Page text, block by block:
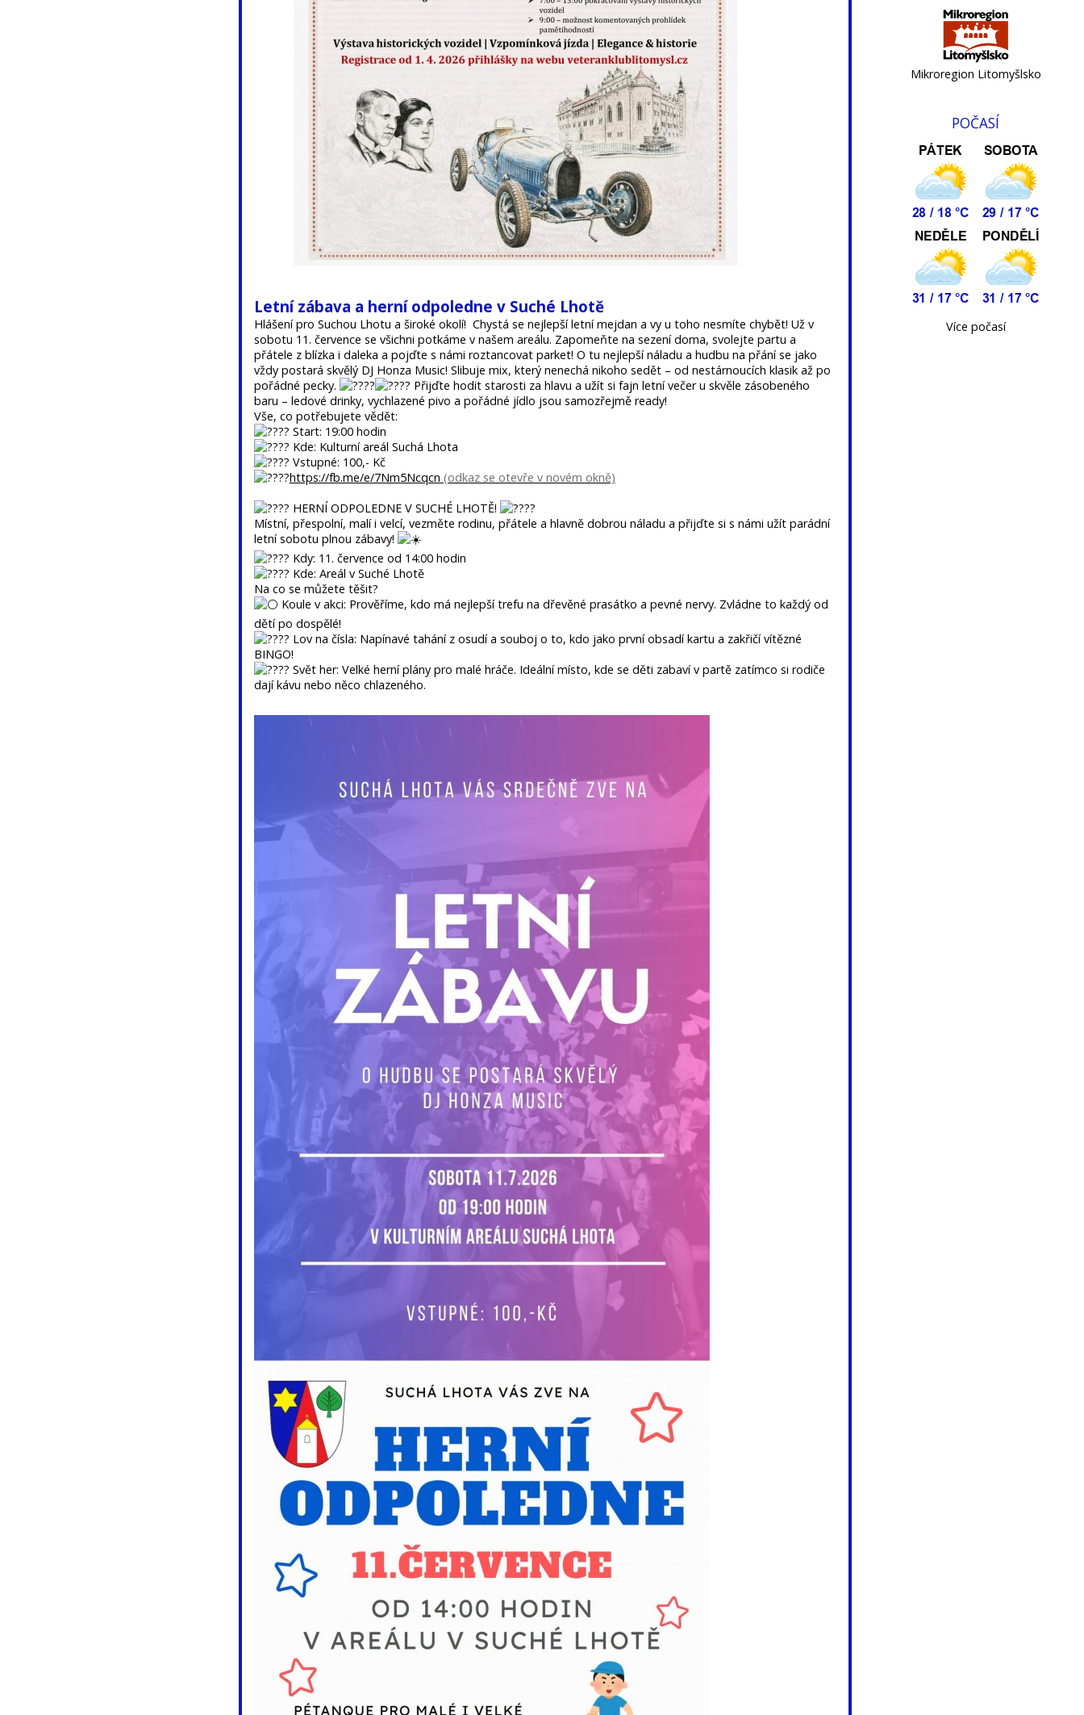
Letní zábava a herní odpoledne v Suché Lhotě
Hlášení pro Suchou Lhotu a široké okolí! Chystá se nejlepší letní mejdan a vy u toho nesmíte chybět! Už v
sobotu 11. července se všichni potkáme v našem areálu. Zapomeňte na sezení doma, svolejte partu a
přátele z blízka i daleka a pojďte s námi roztancovat parket! O tu nejlepší náladu a hudbu na přání se jako
vždy postará skvělý DJ Honza Music! Slibuje mix, který nenechá nikoho sedět – od nestárnoucích klasik až po
pořádné pecky.
Přijďte hodit starosti za hlavu a užít si fajn letní večer u skvěle zásobeného
baru – ledové drinky, vychlazené pivo a pořádné jídlo jsou samozřejmě ready!
Vše, co potřebujete vědět:
Start: 19:00 hodin
Kde: Kulturní areál Suchá Lhota
Vstupné: 100,- Kč
https://fb.me/e/7Nm5Ncqcn
HERNÍ ODPOLEDNE V SUCHÉ LHOTĚ!
Místní, přespolní, malí i velcí, vezměte rodinu, přátele a hlavně dobrou náladu a přijďte si s námi užít parádní
letní sobotu plnou zábavy!
Kdy: 11. července od 14:00 hodin
Kde: Areál v Suché Lhotě
Na co se můžete těšit?
Koule v akci: Prověříme, kdo má nejlepší trefu na dřevěné prasátko a pevné nervy. Zvládne to každý od
dětí po dospělé!
Lov na čísla: Napínavé tahání z osudí a souboj o to, kdo jako první obsadí kartu a zakřičí vítězné
BINGO!
Svět her: Velké herní plány pro malé hráče. Ideální místo, kde se děti zabaví v partě zatímco si rodiče
dají kávu nebo něco chlazeného.
Mikroregion Litomyšlsko
POČASÍ
Více počasí